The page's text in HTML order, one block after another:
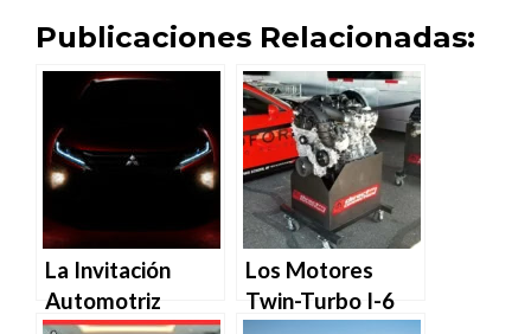
Publicaciones Relacionadas:
La Invitación
Automotriz
Los Motores
Twin-Turbo I-6